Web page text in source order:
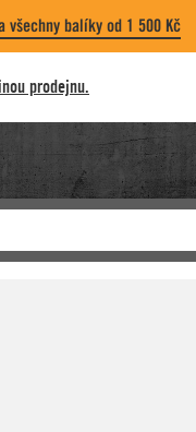
všechny balíky od 1 500 Kč
prodejnu.